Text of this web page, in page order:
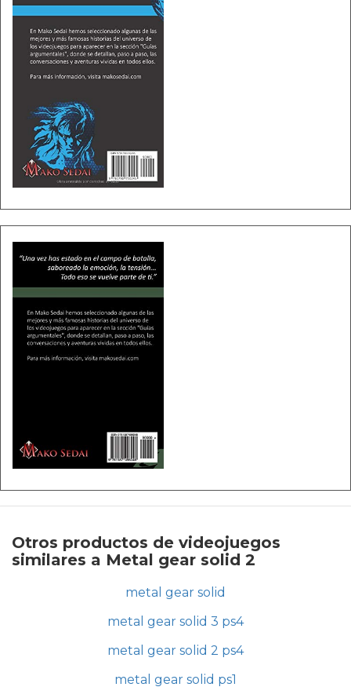
Otros productos de videojuegos
similares a Metal gear solid 2
metal gear solid
metal gear solid 3 ps4
metal gear solid 2 ps4
metal gear solid ps1